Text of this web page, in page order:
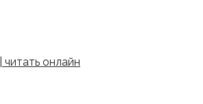
онлайн